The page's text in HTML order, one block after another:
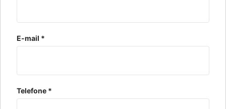
E-mail *
Telefone *